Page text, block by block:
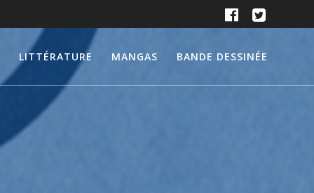
LITTÉRATURE MANGAS BANDE DESSINÉE